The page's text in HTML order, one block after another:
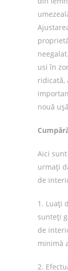
usi în
ridicată,
nouă
Aici
urmați
de
1. Luați
sunteți
de
minimă
2.